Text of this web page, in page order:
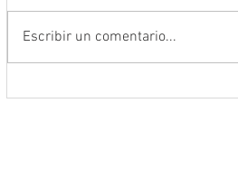
Escribir un comentario...